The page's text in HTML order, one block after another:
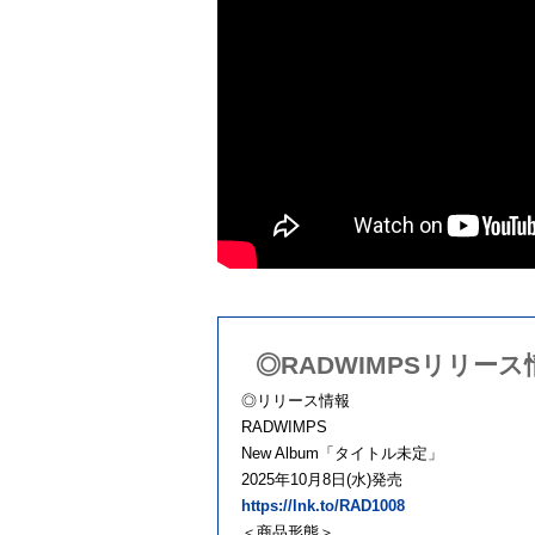
◎RADWIMPSリリース
◎リリース情報
RADWIMPS
New Album「タイトル未定」
2025年10月8日(水)発売
https://lnk.to/RAD1008